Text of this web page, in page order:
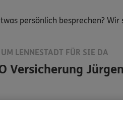
persönlich besprechen? Wir
LENNESTADT FÜR SIE DA
Versicherung